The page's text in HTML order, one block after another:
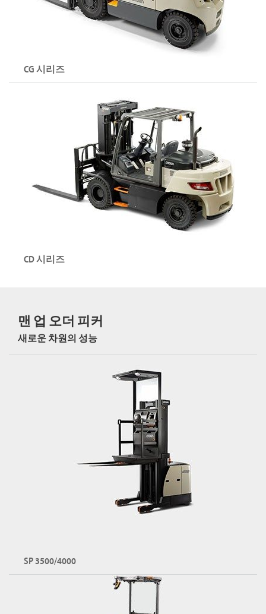
CG 시리즈
내연기관 카운터밸런스 지게차 – 휘발유/LPG
리프트 높이: 최대 7,945mm
CD 시리즈
리프트 높이: 최대 8,500mm
CD 시리즈 둘러보기
맨 업 오더 피커
새로운 차원의 성능
SP 3500/4000